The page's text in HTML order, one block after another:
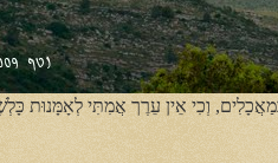
וְכִי אֵין עֵרֶך אֲמִתִּי לְאָמָּנוּת